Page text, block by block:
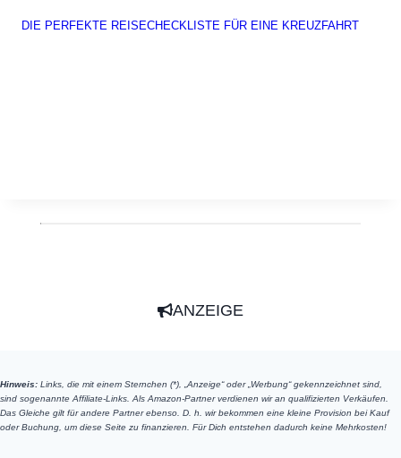
DIE PERFEKTE REISECHECKLISTE FÜR EINE KREUZFAHRT
ANZEIGE
Hinweis: Links, die mit einem Sternchen (*), „Anzeige“ oder „Werbung“ gekennzeichnet sind,
sind sogenannte Affiliate-Links. Als Amazon-Partner verdienen wir an qualifizierten Verkäufen.
Das Gleiche gilt für andere Partner ebenso. D. h. wir bekommen eine kleine Provision bei Kauf
oder Buchung, um diese Seite zu finanzieren. Für Dich entstehen dadurch keine Mehrkosten!